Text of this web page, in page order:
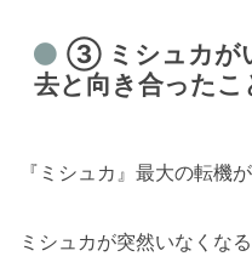
③ ミシュカが
去と向き合ったこ
『ミシュカ』最大の転機
ミシュカが突然いなくな